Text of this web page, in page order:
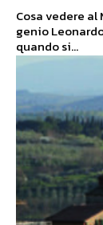
Cosa vedere
genio Leonardo ad
quando si...